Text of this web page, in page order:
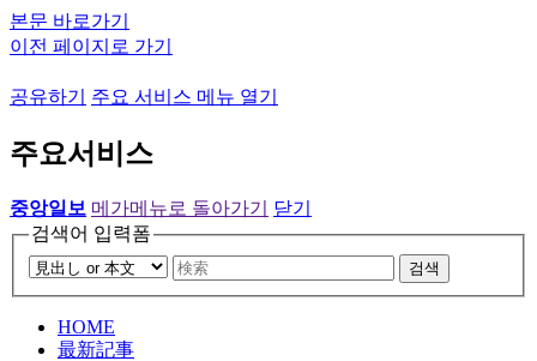
본문 바로가기
이전 페이지로 가기
공유하기 주요 서비스 메뉴 열기
주요서비스
중앙일보 메가메뉴로 돌아가기
닫기
검색어 입력폼
검색
HOME
最新記事